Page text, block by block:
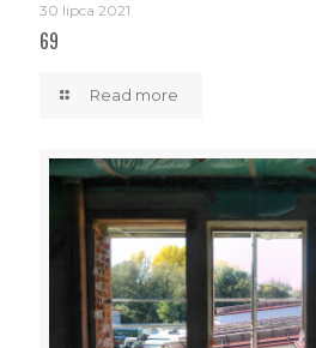
30 lipca 2021
69
Read more